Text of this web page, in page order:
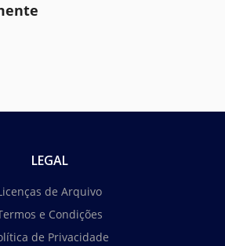
LEGAL
de Arquivo
e Condições
de Privacidade